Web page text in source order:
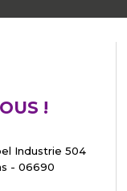
!
Industrie 504
- 06690